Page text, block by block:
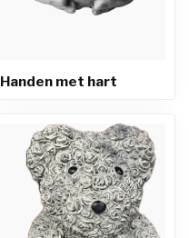
Handen met hart